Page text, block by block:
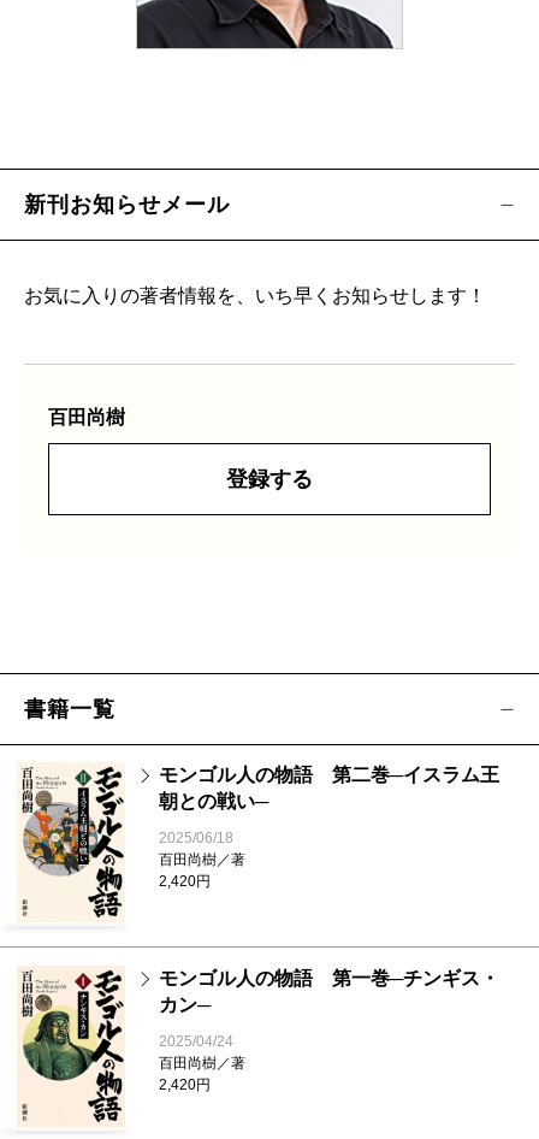
新刊お知らせメール
お気に入りの著者情報を、いち早くお知らせします！
百田尚樹
登録する
書籍一覧
モンゴル人の物語 第二巻─イスラム王
朝との戦い─
2025/06/18
百田尚樹／著
2,420円
モンゴル人の物語 第一巻─チンギス・
カン─
2025/04/24
百田尚樹／著
2,420円